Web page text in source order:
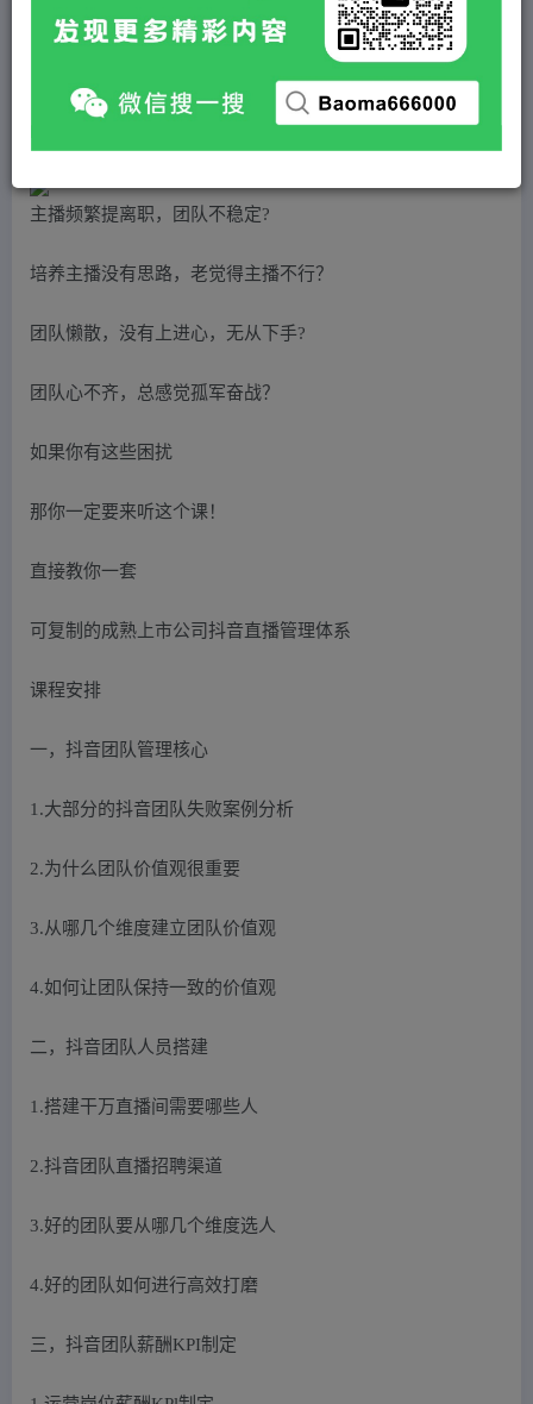
黄金会员 2 超级会员(永久VIP) 免费
站长QQ：1970819299
主播频繁提离职，团队不稳定?
培养主播没有思路，老觉得主播不行？
团队懒散，没有上进心，无从下手?
团队心不齐，总感觉孤军奋战？
如果你有这些困扰
那你一定要来听这个课！
直接教你一套
可复制的成熟上市公司抖音直播管理体系
课程安排
一，抖音团队管理核心
1.大部分的抖音团队失败案例分析
2.为什么团队价值观很重要
3.从哪几个维度建立团队价值观
4.如何让团队保持一致的价值观
二，抖音团队人员搭建
1.搭建干万直播间需要哪些人
2.抖音团队直播招聘渠道
3.好的团队要从哪几个维度选人
4.好的团队如何进行高效打磨
三，抖音团队薪酬KPI制定